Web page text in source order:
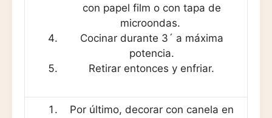
con papel film o con tapa de
microondas.
Cocinar durante 3´ a máxima
potencia.
Retirar entonces y enfriar.
Por último, decorar con canela en